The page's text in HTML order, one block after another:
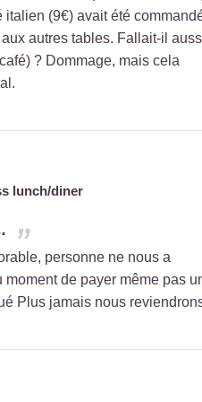
(9€) avait été
autres tables. Fallait-il
? Dommage, mais cela
lunch/diner
personne ne nous a
de payer même pas
Plus jamais nous